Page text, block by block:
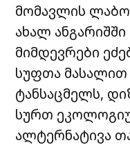
მომავლის
ახალ
მიმდევრები
სუფთა
ტანსაცმელს,
სურთ
ალტერნატივა